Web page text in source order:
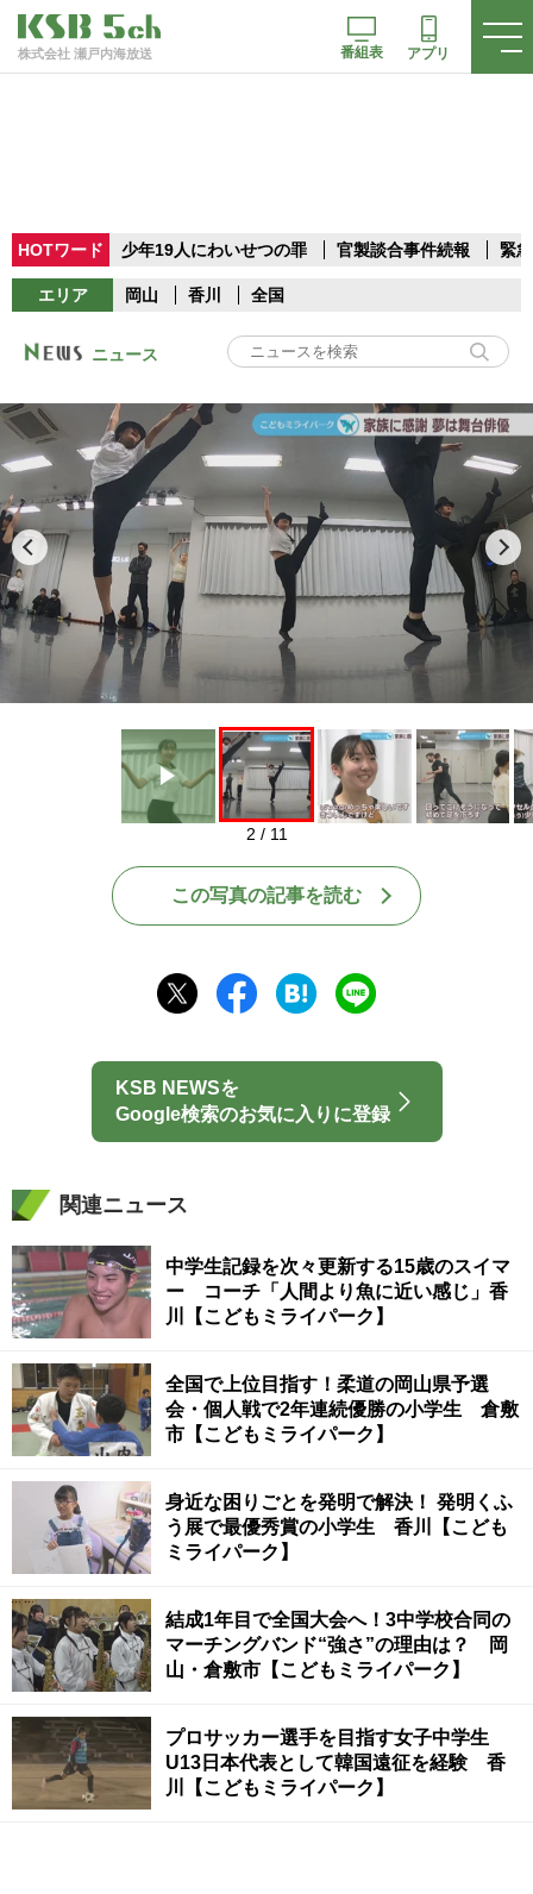
株式会社 瀬戸内海放送 番組表 アプリ
HOTワード 少年19人にわいせつの罪 官製談合事件続報 緊
エリア 岡山 香川 全国
ニュース
Play
2 / 11
この写真の記事を読む
KSB NEWSを
Google検索のお気に入りに登録
関連ニュース
中学生記録を次々更新する15歳のスイマ
ー コーチ「人間より魚に近い感じ」香
川【こどもミライパーク】
全国で上位目指す！柔道の岡山県予選
会・個人戦で2年連続優勝の小学生 倉敷
市【こどもミライパーク】
身近な困りごとを発明で解決！ 発明くふ
う展で最優秀賞の小学生 香川【こども
ミライパーク】
結成1年目で全国大会へ！3中学校合同の
マーチングバンド“強さ”の理由は？ 岡
山・倉敷市【こどもミライパーク】
プロサッカー選手を目指す女子中学生
U13日本代表として韓国遠征を経験 香
川【こどもミライパーク】